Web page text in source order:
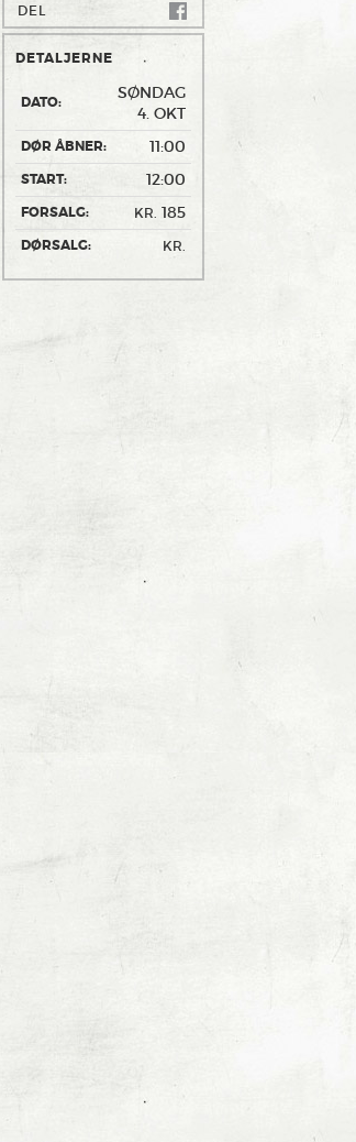
DEL
DETALJERNE
DATO:
SØNDAG
4. OKT
DØR ÅBNER: 11:00
START: 12:00
FORSALG: KR. 185
DØRSALG: KR.